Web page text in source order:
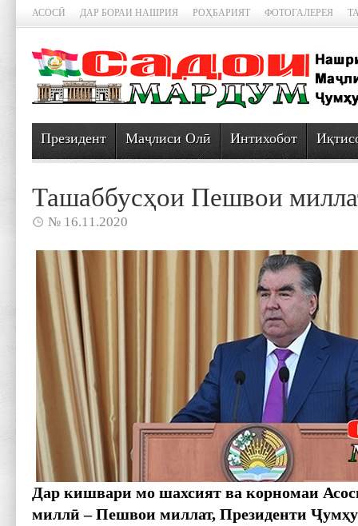
АСОСӢ ДАР БОРАИ НАШРИЯ РОҲБАРИЯТ ФОТОГАЛЕРЕЯ
Президент Маҷлиси Олӣ Интихобот
Ташаббусҳои Пешвои
№ 16.11.2020
Дар кишвари мо шахсият ва корномаи
миллӣ – Пешвои миллат, Президенти